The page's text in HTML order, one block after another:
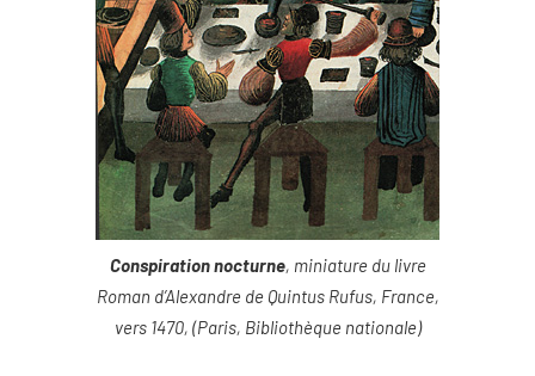
Conspiration nocturne, miniature du livre
Roman d’Alexandre de Quintus Rufus, France,
vers 1470, (Paris, Bibliothèque nationale)